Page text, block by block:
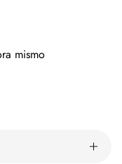
mismo